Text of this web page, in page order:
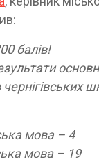
балів!
мова – 4
мова – 19